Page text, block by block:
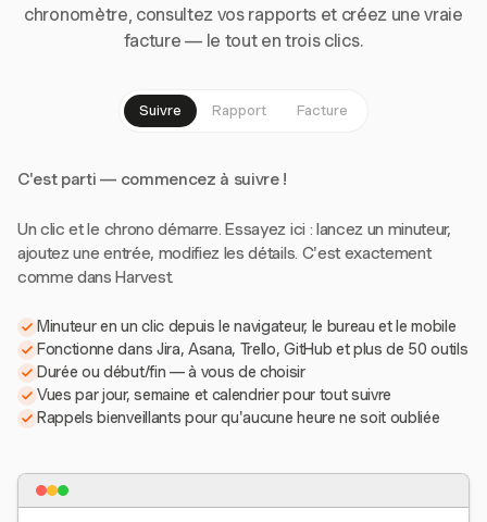
chronomètre, consultez vos rapports et créez une vraie
facture — le tout en trois clics.
Suivre Rapport Facture
C'est parti — commencez à suivre !
Un clic et le chrono démarre. Essayez ici : lancez un minuteur,
ajoutez une entrée, modifiez les détails. C'est exactement
comme dans Harvest.
Minuteur en un clic depuis le navigateur, le bureau et le mobile
Fonctionne dans Jira, Asana, Trello, GitHub et plus de 50 outils
Durée ou début/fin — à vous de choisir
Vues par jour, semaine et calendrier pour tout suivre
Rappels bienveillants pour qu'aucune heure ne soit oubliée